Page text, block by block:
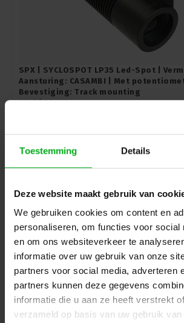
Toestemming Details
Deze website maakt gebruik van
We gebruiken cookies om content en
personaliseren, om functies voor social
en om ons websiteverkeer te
informatie over uw gebruik van onze
partners voor social media, adverteren
partners kunnen deze gegevens
informatie die u aan ze heeft verstrekt
verzameld op basis van uw gebruik
SPX | SYCLOSPOT LP35 Led-Spot |
Aansturing: CASAMBI | Met
Bevestiging: Track mounting
SPX* |PRI01841
Login voor prijzen